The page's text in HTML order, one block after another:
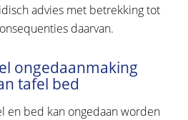
advies met betrekking tot
daarvan.
ongedaanmaking
tafel bed
en bed kan ongedaan worden